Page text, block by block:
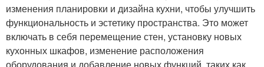
изменения планировки и дизайна кухни, чтобы улучшить
функциональность и эстетику пространства. Это может
включать в себя перемещение стен, установку новых
кухонных шкафов, изменение расположения